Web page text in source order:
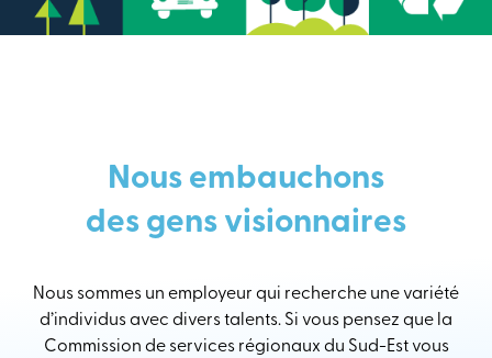
Nous embauchons
des gens visionnaires
Nous sommes un employeur qui recherche une variété
d’individus avec divers talents. Si vous pensez que la
Commission de services régionaux du Sud-Est vous